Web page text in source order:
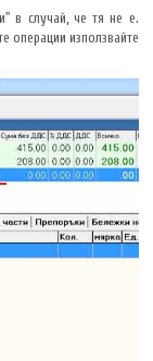
в случай, че тя не е.
операции използвайте